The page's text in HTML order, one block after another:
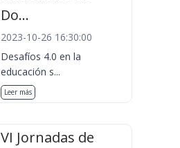
Do...
2023-10-26 16:30:00
Desafíos 4.0 en la
educación s...
Leer más
VI Jornadas de